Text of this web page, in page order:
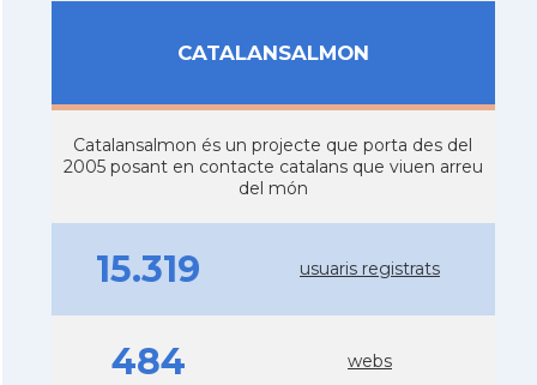
CATALANSALMON
Catalansalmon és un projecte que porta des del
2005 posant en contacte catalans que viuen arreu
del món
15.319 usuaris registrats
484 webs